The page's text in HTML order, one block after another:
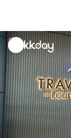
unread
notifications